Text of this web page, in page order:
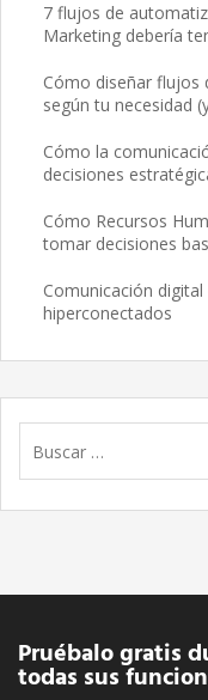
7 flujos de
Marketing debería
Cómo diseñar flujos
según tu necesidad
Cómo la
decisiones
Cómo Recursos
tomar decisiones
Comunicación
hiperconectados
Pruébalo gratis
todas sus